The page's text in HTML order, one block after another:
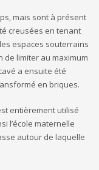
mais sont à présent
creusées en tenant
espaces souterrains
limiter au maximum
a ensuite été
en briques.
entièrement utilisé
l’école maternelle
autour de laquelle